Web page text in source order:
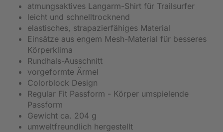
atmungsaktives Langarm-Shirt für Trailsurfer
leicht und schnelltrocknend
elastisches, strapazierfähiges Material
Einsätze aus engem Mesh-Material für besseres
Körperklima
Rundhals-Ausschnitt
vorgeformte Ärmel
Colorblock Design
Regular Fit Passform - Körper umspielende
Passform
Gewicht ca. 204 g
umweltfreundlich hergestellt